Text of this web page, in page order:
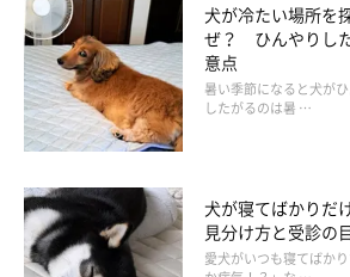
犬が冷たい場所を
ぜ？ ひんやりし
意点
暑い季節になると犬が
したがるのは暑 …
犬が寝てばかりだ
見分け方と受診の
愛犬がいつも寝てばか